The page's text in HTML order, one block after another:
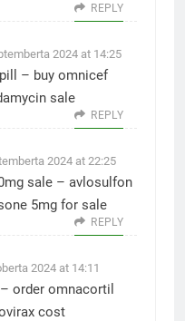
REPLY
2024 at 14:25
– buy omnicef
sale
REPLY
2024 at 22:25
sale – avlosulfon
5mg for sale
REPLY
2024 at 14:11
order omnacortil
cost